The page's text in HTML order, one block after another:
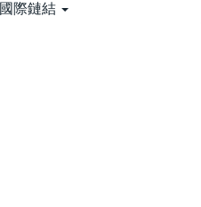
國際鏈結